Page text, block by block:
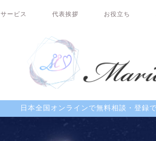
サービス 代表挨拶 お役立ち
日本全国オンラインで無料相談・登録